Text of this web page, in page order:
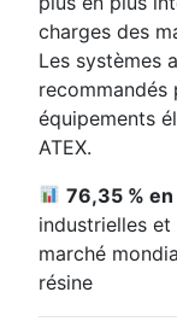
charges des
Les systèmes
recommandés
équipements
ATEX.
76,35 %
industrielles
marché
résine